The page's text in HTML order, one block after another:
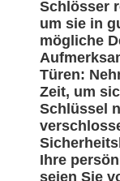
Schlösser
um sie in
mögliche
Türen:
Zeit, um
Schlüssel
Ihre
seien Sie